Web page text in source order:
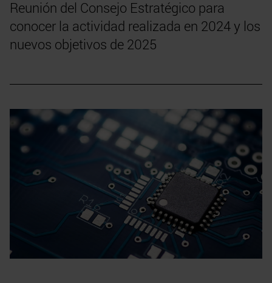
Reunión del Consejo Estratégico para
conocer la actividad realizada en 2024 y los
nuevos objetivos de 2025